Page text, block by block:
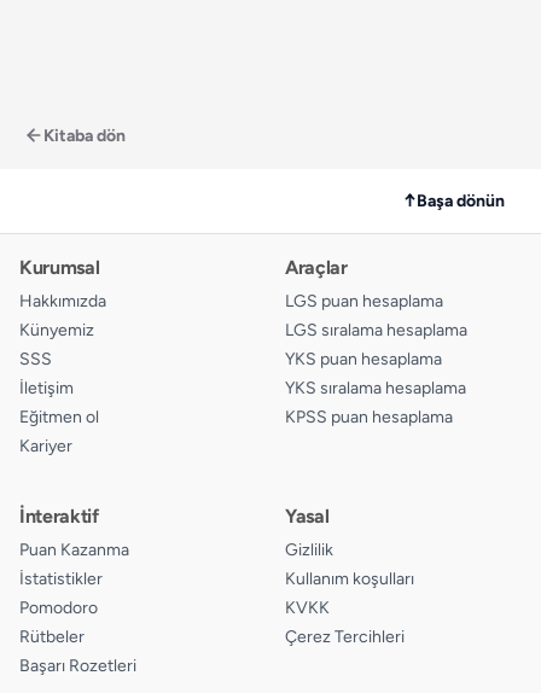
Kitaba dön
↑Başa dönün
Kurumsal
Hakkımızda
Künyemiz
SSS
İletişim
Eğitmen ol
Kariyer
Araçlar
LGS puan hesaplama
LGS sıralama hesaplama
YKS puan hesaplama
YKS sıralama hesaplama
KPSS puan hesaplama
İnteraktif
Puan Kazanma
İstatistikler
Pomodoro
Rütbeler
Başarı Rozetleri
Yasal
Gizlilik
Kullanım koşulları
KVKK
Çerez Tercihleri